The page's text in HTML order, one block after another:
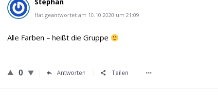
Hat geantwortet am 10.10.2020 um 21:09
Alle Farben – heißt die Gruppe
0 Antworten Teilen